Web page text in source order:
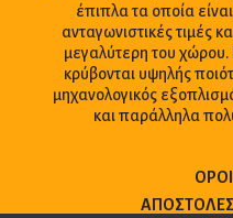
έπιπλα τα οποία
ανταγωνιστικές τιμές
μεγαλύτερη του
κρύβονται υψηλής
μηχανολογικός
και παράλληλα